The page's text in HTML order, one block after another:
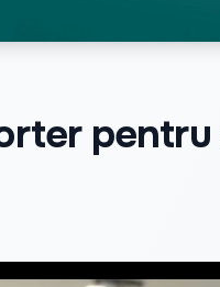
pentru